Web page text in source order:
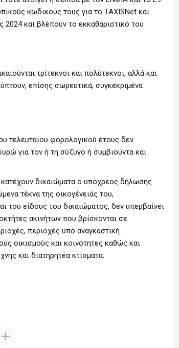
κωδικούς τους για το TAXISNet και
2024 και βλέπουν το εκκαθαριστικό του
τρίτεκνοι και πολύτεκνοι, αλλά και
επίσης σωρευτικά, συγκεκριμένα
τελευταίου φορολογικού έτους δεν
για τον ή τη σύζυγο ή συμβιούντα και
δικαιώματα ο υπόχρεος δήλωσης
τέκνα της οικογένειάς του,
του είδους του δικαιώματος, δεν υπερβαίνει
ακινήτων που βρίσκονται σε
περιοχές υπό αναγκαστική
οικισμούς και κοινότητες καθώς και
και διατηρητέα κτίσματα.